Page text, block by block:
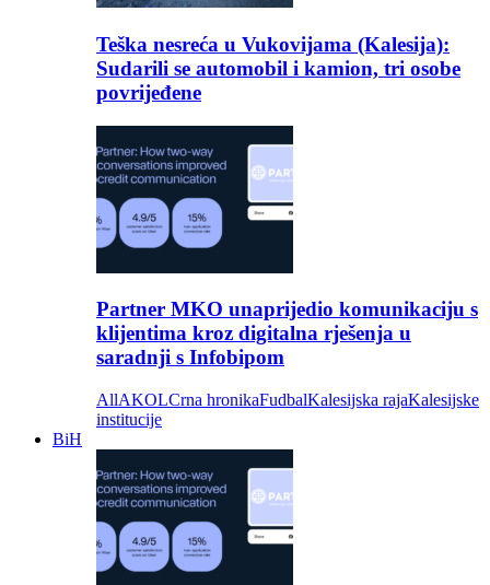
Teška nesreća u Vukovijama (Kalesija):
Sudarili se automobil i kamion, tri osobe
povrijeđene
Partner MKO unaprijedio komunikaciju s
klijentima kroz digitalna rješenja u
saradnji s Infobipom
AllAKOLCrna hronikaFudbalKalesijska rajaKalesijske
institucije
BiH